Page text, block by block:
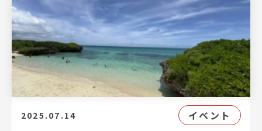
2025.07.14 イベント